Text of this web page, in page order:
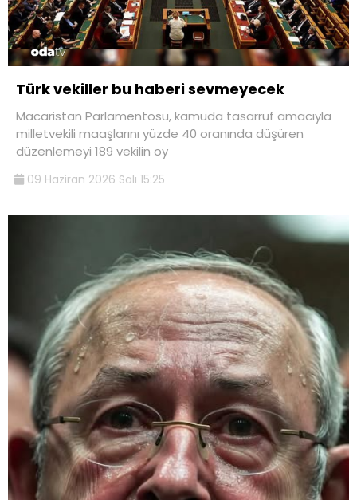
Türk vekiller bu haberi sevmeyecek
Macaristan Parlamentosu, kamuda tasarruf amacıyla
milletvekili maaşlarını yüzde 40 oranında düşüren
düzenlemeyi 189 vekilin oy
09 Haziran 2026 Salı 15:25